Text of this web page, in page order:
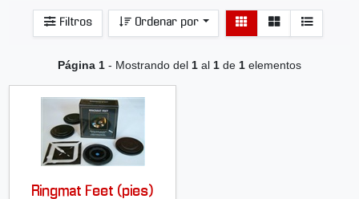
Filtros Ordenar por
detalle
Ver
listado
Página 1 - Mostrando del 1 al 1 de 1 elementos
Ringmat Feet (pies)